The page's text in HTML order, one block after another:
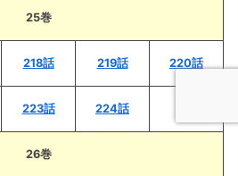
25巻
218話 219話 220話
223話 224話
26巻